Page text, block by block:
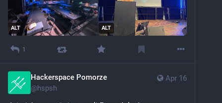
ALT ALT
1
Apr 16
Hackerspace Pomorze
@hspsh